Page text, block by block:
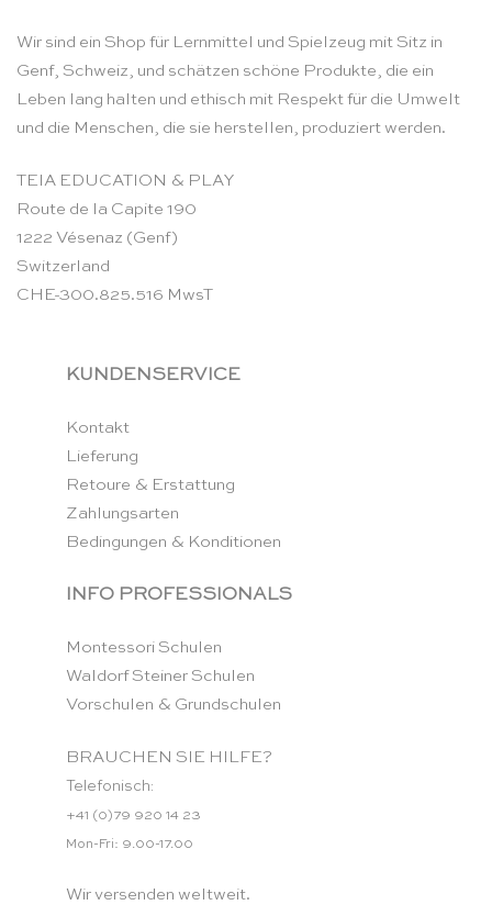
Wir sind ein Shop für Lernmittel und Spielzeug mit Sitz in
Genf, Schweiz, und schätzen schöne Produkte, die ein
Leben lang halten und ethisch mit Respekt für die Umwelt
und die Menschen, die sie herstellen, produziert werden.
TEIA EDUCATION & PLAY
Route de la Capite 190
1222 Vésenaz (Genf)
Switzerland
CHE-300.825.516 MwsT
KUNDENSERVICE
Kontakt
Lieferung
Retoure & Erstattung
Zahlungsarten
Bedingungen & Konditionen
INFO PROFESSIONALS
Montessori Schulen
Waldorf Steiner Schulen
Vorschulen & Grundschulen
BRAUCHEN SIE HILFE?
Telefonisch:
+41 (0)79 920 14 23
Mon-Fri: 9.00-17.00
Wir versenden weltweit.